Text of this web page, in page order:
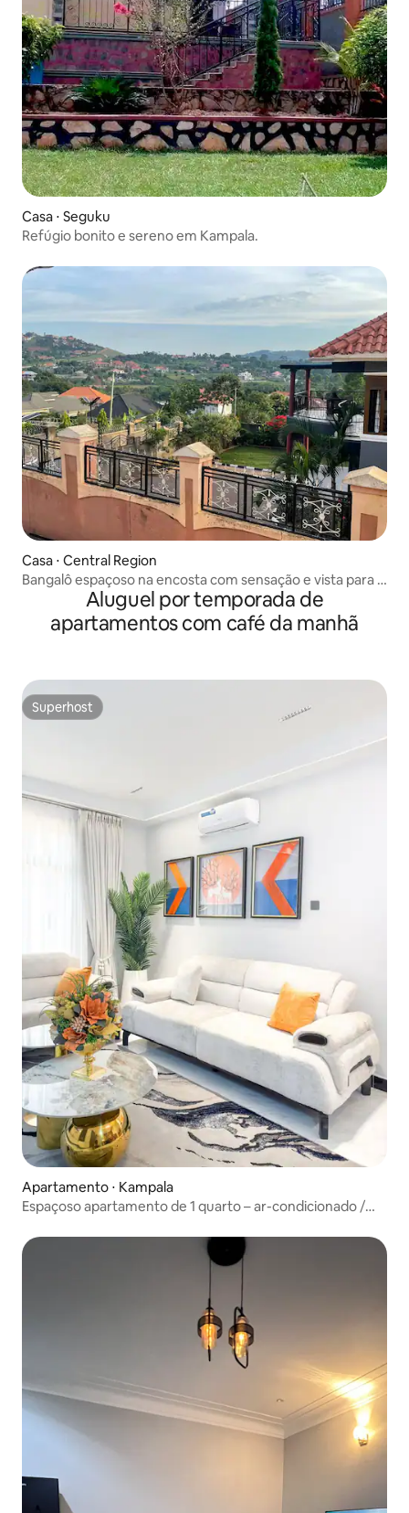
Casa ⋅ Seguku
Refúgio bonito e sereno em Kampala.
Casa ⋅ Central Region
Bangalô espaçoso na encosta com sensação e vista para a
Aluguel por temporada de
apartamentos com café da manhã
Superhost
Superhost
Apartamento ⋅ Kampala
Espaçoso apartamento de 1 quarto – ar-condicionado /